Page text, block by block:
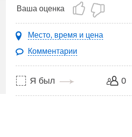
Ваша оценка
Место, время и цена
Комментарии
0
Я был